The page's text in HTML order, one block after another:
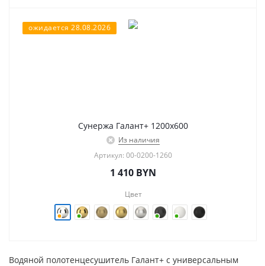
ожидается 28.08.2026
Сунержа Галант+ 1200х600
Из наличия
Артикул: 00-0200-1260
1 410 BYN
Цвет
Водяной полотенцесушитель Галант+ с универсальным